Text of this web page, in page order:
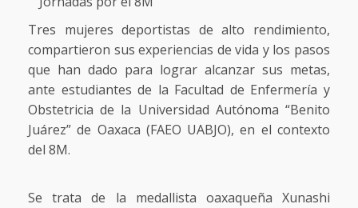
Tres mujeres deportistas de alto rendimiento,
compartieron sus experiencias de vida y los pasos
que han dado para lograr alcanzar sus metas,
ante estudiantes de la Facultad de Enfermería y
Obstetricia de la Universidad Autónoma “Benito
Juárez” de Oaxaca (FAEO UABJO), en el contexto
del 8M.
Se trata de la medallista oaxaqueña Xunashi